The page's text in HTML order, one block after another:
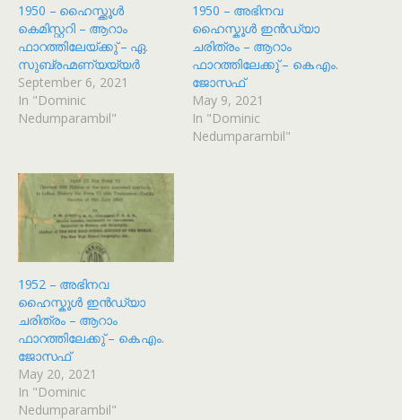
1950 – ഹൈസ്ക്കൂൾ
കെമിസ്റ്ററി – ആറാം
ഫാറത്തിലേയ്ക്കു് – ഏ.
സുബ്രഹ്മണ്യയ്യർ
September 6, 2021
In "Dominic
Nedumparambil"
1950 – അഭിനവ
ഹൈസ്കൂൾ ഇൻഡ്യാ
ചരിത്രം – ആറാം
ഫാറത്തിലേക്കു് – കെ.എം.
ജോസഫ്
May 9, 2021
In "Dominic
Nedumparambil"
1952 – അഭിനവ
ഹൈസ്കൂൾ ഇൻഡ്യാ
ചരിത്രം – ആറാം
ഫാറത്തിലേക്കു് – കെ.എം.
ജോസഫ്
May 20, 2021
In "Dominic
Nedumparambil"